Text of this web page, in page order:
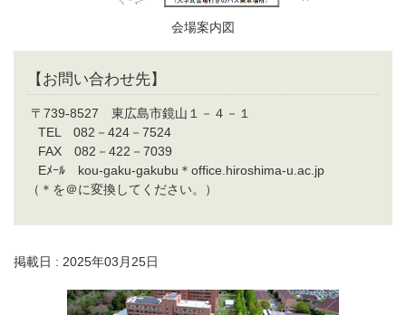
会場案内図
【お問い合わせ先】
〒739-8527 東広島市鏡山１－４－１
TEL 082－424－7524
FAX 082－422－7039
Eﾒｰﾙ kou-gaku-gakubu＊office.hiroshima-u.ac.jp
（＊を＠に変換してください。）
掲載日 : 2025年03月25日